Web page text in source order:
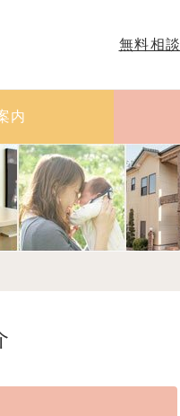
無料相談
内